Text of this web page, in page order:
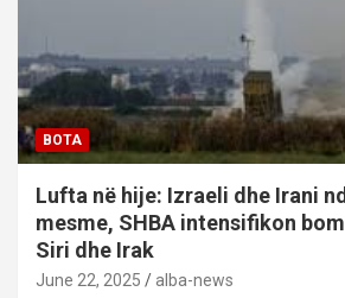
BOTA
Lufta në hije: Izraeli dhe Irani
mesme, SHBA intensifikon
Siri dhe Irak
June 22, 2025 alba-news